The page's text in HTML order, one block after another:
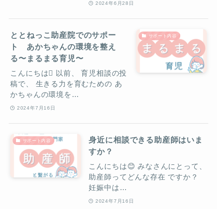
2024年6月28日
サポート内容
ととねっこ助産院でのサポー
ト あかちゃんの環境を整え
る〜まるまる育児〜
こんにちは 以前、 育児相談の投
稿で、 生きる力を育むための あ
かちゃんの環境を…
2024年7月16日
サポート内容
身近に相談できる助産師はいま
すか？
こんにちは😊 みなさんにとって、
助産師ってどんな存在 ですか？
妊娠中は…
2024年7月16日